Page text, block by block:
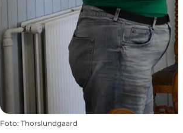
Foto: Thorslundgaard